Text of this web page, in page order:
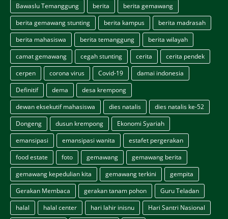
Bawaslu Temanggung
berita
berita gemawang
berita gemawang stunting
berita kampus
berita madrasah
berita mahasiswa
berita temanggung
berita wilayah
camat gemawang
cegah stunting cerita
cerita pendek
cerpen
corona virus Covid-19
damai indonesia
Definitif
dema
desa krempong
dewan eksekutif mahasiswa
dies natalis
dies natalis ke-52
Dongeng
dusun krempong
Ekonomi Syariah
emansipasi
emansipasi wanita
estafet pergerakan
food estate
foto gemawang
gemawang berita
gemawang kepedulian kita
gemawang terkini
gempita
Gerakan Membaca
gerakan tanam pohon
Guru Teladan
halal
halal center hari lahir inisnu
Hari Santri Nasional